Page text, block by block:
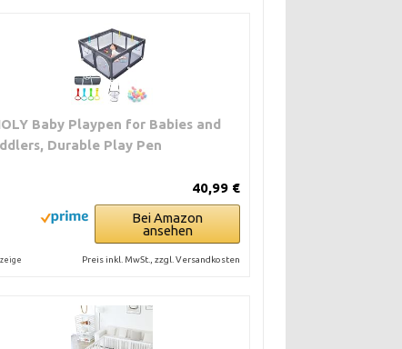
Baby Playpen for Babies and
Durable Play Pen
40,99 €
Bei Amazon
ansehen
Preis inkl. MwSt., zzgl. Versandkosten